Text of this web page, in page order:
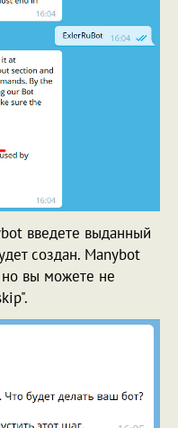
введете выданный
создан. Manybot
но вы можете не